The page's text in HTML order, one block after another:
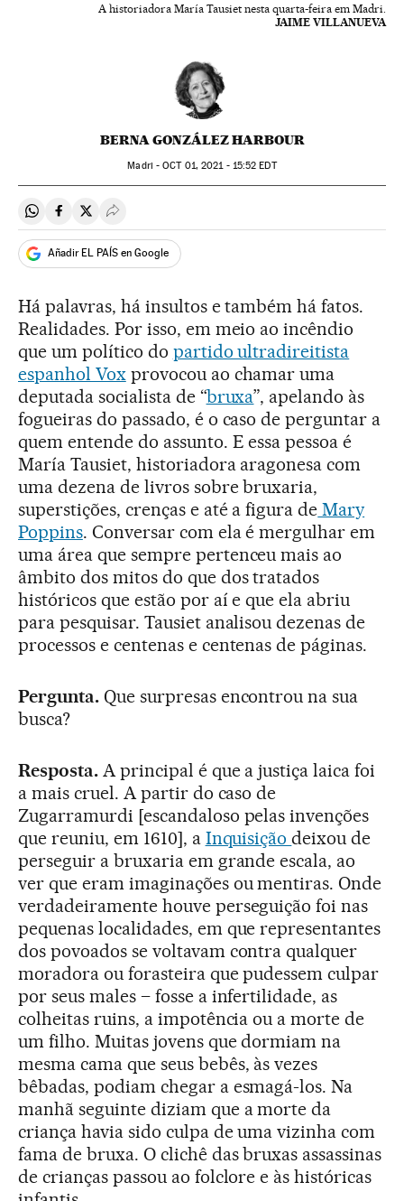
A historiadora María Tausiet nesta quarta-feira em Madri.
JAIME VILLANUEVA
BERNA GONZÁLEZ HARBOUR
Madri -OCT01, 2021 - 15:52 EDT
Compartir en Whatsapp
Compartir en Facebook
Compartir en Twitter
Desplegar Redes Sociales
Añadir EL PAÍS en Google
Há palavras, há insultos e também há fatos.
Realidades. Por isso, em meio ao incêndio
que um político do partido ultradireitista
espanhol Voxprovocou ao chamar uma
deputada socialista de “bruxa”, apelando às
fogueiras do passado, é o caso de perguntar a
quem entende do assunto. E essa pessoa é
María Tausiet, historiadora aragonesa com
uma dezena de livros sobre bruxaria,
superstições, crenças e até a figura de Mary
Poppins. Conversar com ela é mergulhar em
uma área que sempre pertenceu mais ao
âmbito dos mitos do que dos tratados
históricos que estão por aí e que ela abriu
para pesquisar. Tausiet analisou dezenas de
processos e centenas e centenas de páginas.
Pergunta. Que surpresas encontrou na sua
busca?
Resposta. A principal é que a justiça laica foi
a mais cruel. A partir do caso de
Zugarramurdi [escandaloso pelas invenções
que reuniu, em 1610], a Inquisiçãodeixou de
perseguir a bruxaria em grande escala, ao
ver que eram imaginações ou mentiras. Onde
verdadeiramente houve perseguição foi nas
pequenas localidades, em que representantes
dos povoados se voltavam contra qualquer
moradora ou forasteira que pudessem culpar
por seus males – fosse a infertilidade, as
colheitas ruins, a impotência ou a morte de
um filho. Muitas jovens que dormiam na
mesma cama que seus bebês, às vezes
bêbadas, podiam chegar a esmagá-los. Na
manhã seguinte diziam que a morte da
criança havia sido culpa de uma vizinha com
fama de bruxa. O clichê das bruxas assassinas
de crianças passou ao folclore e às históricas